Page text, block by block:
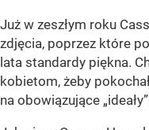
Już w zeszłym roku
zdjęcia, poprzez które
lata standardy piękna.
kobietom, żeby
na obowiązujące